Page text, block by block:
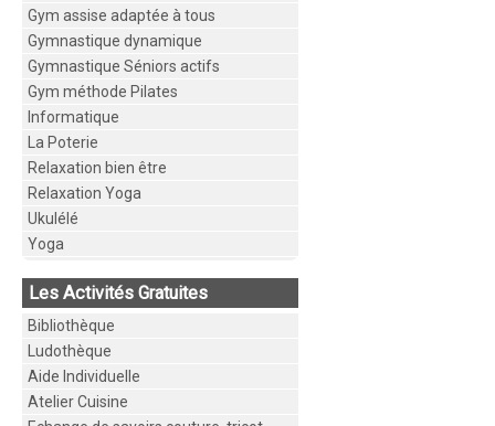
Gym assise adaptée à tous
Gymnastique dynamique
Gymnastique Séniors actifs
Gym méthode Pilates
Informatique
La Poterie
Relaxation bien être
Relaxation Yoga
Ukulélé
Yoga
Les Activités Gratuites
Bibliothèque
Ludothèque
Aide Individuelle
Atelier Cuisine